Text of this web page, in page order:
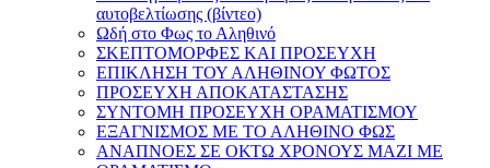
αυτοβελτίωσης (βίντεο)
Ωδή στο Φως το Αληθινό
ΣΚΕΠΤΟΜΟΡΦΕΣ ΚΑΙ ΠΡΟΣΕΥΧΗ
ΕΠΙΚΛΗΣΗ ΤΟΥ ΑΛΗΘΙΝΟΥ ΦΩΤΟΣ
ΠΡΟΣΕΥΧΗ ΑΠΟΚΑΤΑΣΤΑΣΗΣ
ΣΥΝΤΟΜΗ ΠΡΟΣΕΥΧΗ ΟΡΑΜΑΤΙΣΜΟΥ
ΕΞΑΓΝΙΣΜΟΣ ΜΕ ΤΟ ΑΛΗΘΙΝΟ ΦΩΣ
ΑΝΑΠΝΟΕΣ ΣΕ ΟΚΤΩ ΧΡΟΝΟΥΣ ΜΑΖΙ ΜΕ